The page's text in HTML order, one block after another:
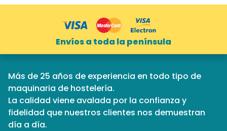
Envíos a toda la península
Más de 25 años de experiencia en todo tipo de
maquinaria de hostelería.
La calidad viene avalada por la confianza y
fidelidad que nuestros clientes nos demuestran
día a día.